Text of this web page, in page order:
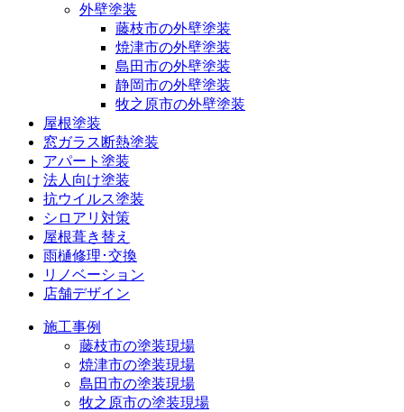
外壁塗装
藤枝市の外壁塗装
焼津市の外壁塗装
島田市の外壁塗装
静岡市の外壁塗装
牧之原市の外壁塗装
屋根塗装
窓ガラス断熱塗装
アパート塗装
法人向け塗装
抗ウイルス塗装
シロアリ対策
屋根葺き替え
雨樋修理･交換
リノベーション
店舗デザイン
施工事例
藤枝市の塗装現場
焼津市の塗装現場
島田市の塗装現場
牧之原市の塗装現場